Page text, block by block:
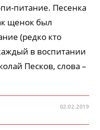
питание. Песенка
щенок был
(редко кто
в воспитании
Песков, слова –
02.02.2019